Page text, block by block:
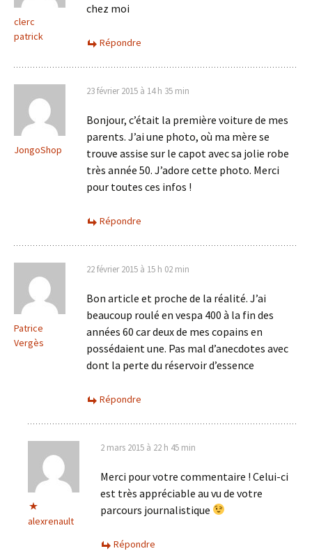
clerc
patrick
chez moi
Répondre
JongoShop
23 février 2015 à 14 h 35 min
Bonjour, c’était la première voiture de mes
parents. J’ai une photo, où ma mère se
trouve assise sur le capot avec sa jolie robe
très année 50. J’adore cette photo. Merci
pour toutes ces infos !
Répondre
Patrice
Vergès
22 février 2015 à 15 h 02 min
Bon article et proche de la réalité. J’ai
beaucoup roulé en vespa 400 à la fin des
années 60 car deux de mes copains en
possédaient une. Pas mal d’anecdotes avec
dont la perte du réservoir d’essence
Répondre
alexrenault
2 mars 2015 à 22 h 45 min
Merci pour votre commentaire ! Celui-ci
est très appréciable au vu de votre
parcours journalistique
Répondre